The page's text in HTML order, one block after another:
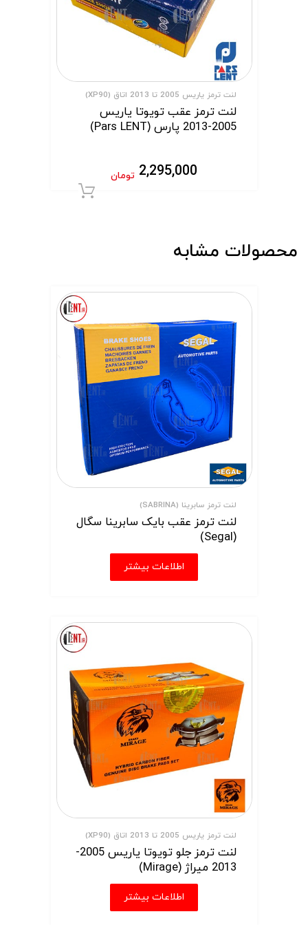
لنت ترمز یاریس 2005 تا 2013 اتاق (XP90)
لنت ترمز عقب تویوتا یاریس
2005-2013 پارس (Pars LENT)
2,295,000 تومان
محصولات مشابه
لنت ترمز سابرینا (SABRINA)
لنت ترمز عقب بایک سابرینا سگال
(Segal)
اطلاعات بیشتر
لنت ترمز یاریس 2005 تا 2013 اتاق (XP90)
لنت ترمز جلو تویوتا یاریس 2005-
2013 میراژ (Mirage)
اطلاعات بیشتر